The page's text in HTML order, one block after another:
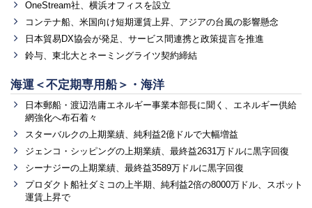
OneStream社、横浜オフィスを設立
コンテナ船、米国向け短期運賃上昇、アジアの台風の影響懸念
日本貿易DX協会が発足、サービス間連携と政策提言を推進
鈴与、東北大とネーミングライツ契約締結
海運＜不定期専用船＞・海洋
日本郵船・渡辺浩庸エネルギー事業本部長に聞く、エネルギー供給
網強化へ布石着々
スターバルクの上期業績、純利益2億ドルで大幅増益
ジェンコ・シッピングの上期業績、最終益2631万ドルに黒字回復
シーナジーの上期業績、最終益3589万ドルに黒字回復
プロダクト船社ダミコの上半期、純利益2倍の8000万ドル、スポット
運賃上昇で